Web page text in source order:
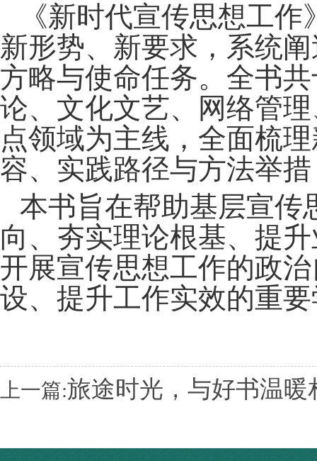
《新时代宣传思想工
新形势、新要求，系统
方略与使命任务。全书
论、文化文艺、网络管
点领域为主线，全面梳
容、实践路径与方法举
本书旨在帮助基层宣传
向、夯实理论根基、提
开展宣传思想工作的政
设、提升工作实效的重
上一篇:旅途时光，与好书温暖